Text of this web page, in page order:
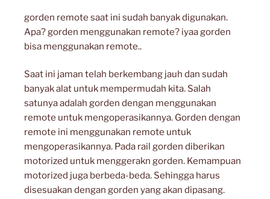
gorden remote saat ini sudah banyak digunakan.
Apa? gorden menggunakan remote? iyaa gorden
bisa menggunakan remote..
Saat ini jaman telah berkembang jauh dan sudah
banyak alat untuk mempermudah kita. Salah
satunya adalah gorden dengan menggunakan
remote untuk mengoperasikannya. Gorden dengan
remote ini menggunakan remote untuk
mengoperasikannya. Pada rail gorden diberikan
motorized untuk menggerakn gorden. Kemampuan
motorized juga berbeda-beda. Sehingga harus
disesuakan dengan gorden yang akan dipasang.